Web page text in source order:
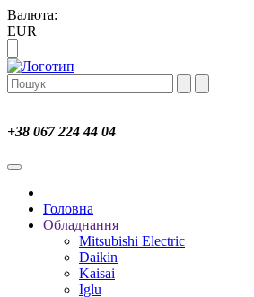
Валюта:
EUR
+38 067 224 44 04
Головна
Обладнання
Mitsubishi Electric
Daikin
Kaisai
Iglu